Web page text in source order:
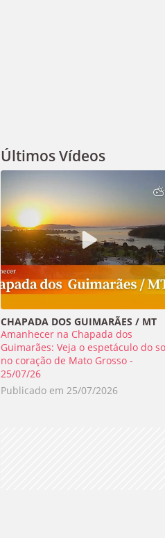
Últimos Vídeos
CHAPADA DOS GUIMARÃES / MT
Amanhecer na Chapada dos
Guimarães: Veja o espetáculo do
no coração de Mato Grosso -
25/07/26
Publicado em 25/07/2026